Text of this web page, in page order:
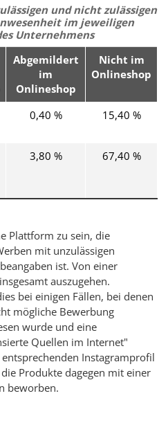
und nicht zulässigen
im jeweiligen
Unternehmens
Abgemildert
im
Onlineshop
Nicht im
Onlineshop
0,40 % 15,40 %
3,80 % 67,40 %
Plattform zu sein, die
mit unzulässigen
ist. Von einer
auszugehen.
bei einigen Fällen, bei denen
mögliche Bewerbung
wurde und eine
Quellen im Internet"
Instagramprofil
Produkte dagegen mit einer
beworben.